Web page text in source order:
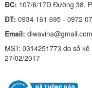
ĐC: 107/6/17D Đường 38,
ĐT: 0934 161 695 - 0972
Email: diwavina@gmail.com
MST: 0314251773 do sở
27/02/2017